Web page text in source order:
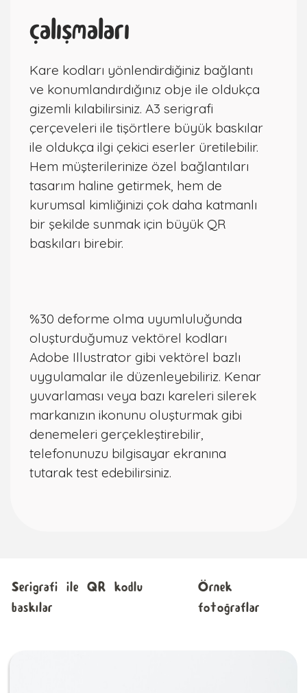
çalışmaları
Kare kodları yönlendirdiğiniz bağlantı
ve konumlandırdığınız obje ile oldukça
gizemli kılabilirsiniz. A3 serigrafi
çerçeveleri ile tişörtlere büyük baskılar
ile oldukça ilgi çekici eserler üretilebilir.
Hem müşterilerinize özel bağlantıları
tasarım haline getirmek, hem de
kurumsal kimliğinizi çok daha katmanlı
bir şekilde sunmak için büyük QR
baskıları birebir.
%30 deforme olma uyumluluğunda
oluşturduğumuz vektörel kodları
Adobe Illustrator gibi vektörel bazlı
uygulamalar ile düzenleyebiliriz. Kenar
yuvarlaması veya bazı kareleri silerek
markanızın ikonunu oluşturmak gibi
denemeleri gerçekleştirebilir,
telefonunuzu bilgisayar ekranına
tutarak test edebilirsiniz.
Serigrafi ile QR kodlu
baskılar
Örnek
fotoğraflar